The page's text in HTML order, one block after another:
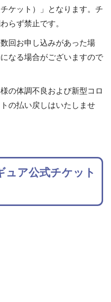
ケット）」となります。チ
らず禁止です。
回お申し込みがあった場
なる場合がございますので
の体調不良および新型コロ
の払い戻しはいたしませ
ュア公式チケット